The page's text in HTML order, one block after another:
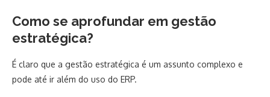
Como se aprofundar em gestão
estratégica?
É claro que a gestão estratégica é um assunto complexo e
pode até ir além do uso do ERP.